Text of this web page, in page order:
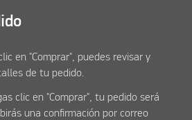
en "Comprar", puedes revisar y
de tu pedido.
clic en "Comprar", tu pedido será
una confirmación por correo